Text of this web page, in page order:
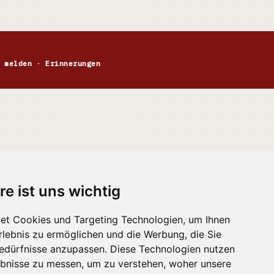
ist uns wichtig
Cookies und Targeting Technologien, um Ihnen
zu ermöglichen und die Werbung, die Sie
anzupassen. Diese Technologien nutzen
zu messen, um zu verstehen, woher unsere
melden ·Erinnerungen